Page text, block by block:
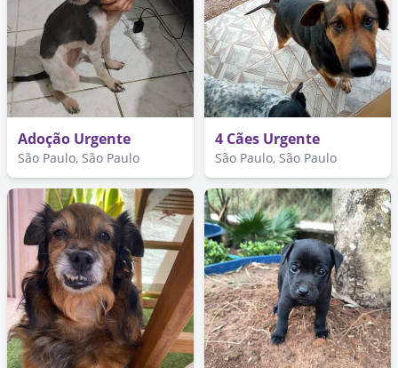
Adoção Urgente
São Paulo, São Paulo
4 Cães Urgente
São Paulo, São Paulo